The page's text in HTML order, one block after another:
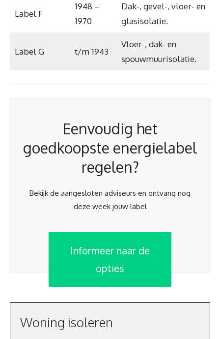
Label F
1948 –
1970
Dak-, gevel-, vloer- en
glasisolatie.
Label G t/m 1943
Vloer-, dak- en
spouwmuurisolatie.
Eenvoudig het
goedkoopste energielabel
regelen?
Bekijk de aangesloten adviseurs en ontvang nog
deze week jouw label
Informeer naar de
opties
Woning isoleren